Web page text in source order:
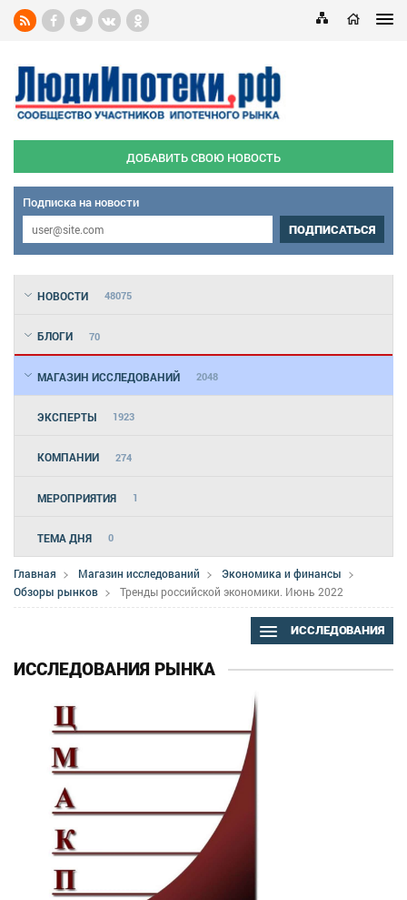
ДОБАВИТЬ СВОЮ НОВОСТЬ
Подписка на новости
ПОДПИСАТЬСЯ
НОВОСТИ 48075
БЛОГИ 70
МАГАЗИН ИССЛЕДОВАНИЙ 2048
ЭКСПЕРТЫ 1923
КОМПАНИИ 274
МЕРОПРИЯТИЯ 1
ТЕМА ДНЯ 0
Главная Магазин исследований
Экономика и финансы
Обзоры рынков
Тренды российской экономики. Июнь 2022
ИССЛЕДОВАНИЯ
ИССЛЕДОВАНИЯ РЫНКА